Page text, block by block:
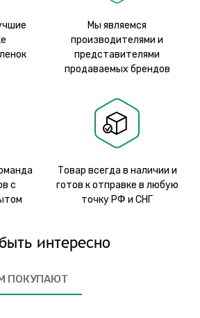
Мы являемся
производителями и
представителями
продаваемых брендов
с
Товар всегда в наличии и
готов к отправке в любую
точку РФ и СНГ
интересно
ПОКУПАЮТ